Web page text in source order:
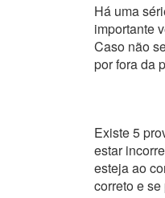
Há uma
importante
Caso não
por fora da
Existe 5
estar
esteja ao
correto e